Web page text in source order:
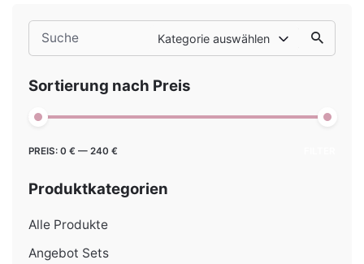
Search
for
Kategorie auswählen
Sortierung nach Preis
Min.
Max.
PREIS: 0 € — 240 €
Produktkategorien
Alle Produkte
Angebot Sets